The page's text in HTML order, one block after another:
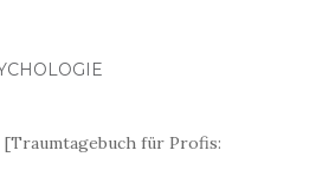
[Traumtagebuch für Profis: